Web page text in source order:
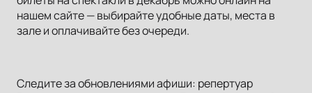
нашем сайте — выбирайте удобные даты, места в
зале и оплачивайте без очереди.
Следите за обновлениями афиши: репертуар